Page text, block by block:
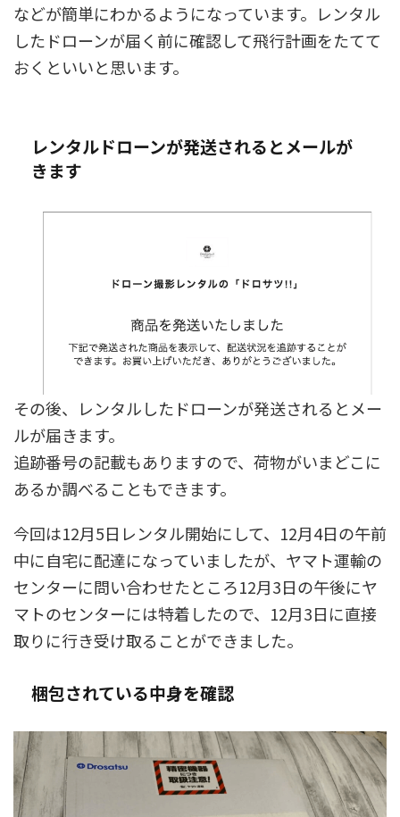
などが簡単にわかるようになっています。レンタル
したドローンが届く前に確認して飛行計画をたてて
おくといいと思います。
レンタルドローンが発送されるとメールが
きます
その後、レンタルしたドローンが発送されるとメー
ルが届きます。
追跡番号の記載もありますので、荷物がいまどこに
あるか調べることもできます。
今回は12月5日レンタル開始にして、12月4日の午前
中に自宅に配達になっていましたが、ヤマト運輸の
センターに問い合わせたところ12月3日の午後にヤ
マトのセンターには特着したので、12月3日に直接
取りに行き受け取ることができました。
梱包されている中身を確認